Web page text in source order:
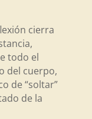
cierra
todo el
del cuerpo,
de “soltar”
de la